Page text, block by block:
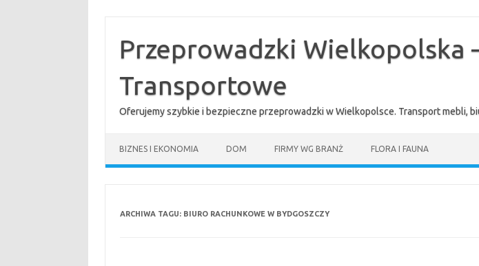
treściPrzeprowadzki Wielkopolska
Transportowe
Oferujemy szybkie i bezpieczne przeprowadzki w Wielkopolsce. Transport mebli,
BIZNES I EKONOMIA DOM FIRMY WG BRANŻ FLORA I FAUNA
ARCHIWA TAGU: BIURO RACHUNKOWE W BYDGOSZCZY